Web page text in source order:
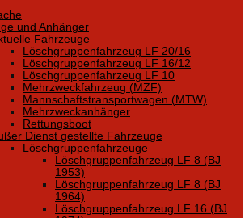
und Anhänger
Fahrzeuge
Löschgruppenfahrzeug LF 20/16
Löschgruppenfahrzeug LF 16/12
Löschgruppenfahrzeug LF 10
Mehrzweckfahrzeug (MZF)
Mannschaftstransportwagen (MTW)
Mehrzweckanhänger
Rettungsboot
Dienst gestellte Fahrzeuge
Löschgruppenfahrzeuge
Löschgruppenfahrzeug LF 8 (BJ
1953)
Löschgruppenfahrzeug LF 8 (BJ
1964)
Löschgruppenfahrzeug LF 16 (BJ